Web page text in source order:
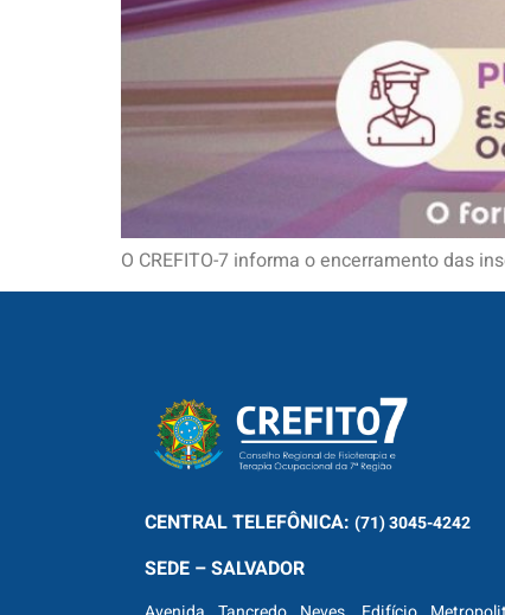
O CREFITO-7 informa o encerramento das
CENTRALTELEFÔNICA: (71) 3045-4242
SEDE – SALVADOR